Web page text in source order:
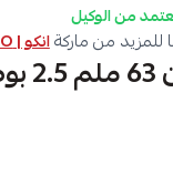
من الوكيل
للمزيد من ماركةانكو | INGCO